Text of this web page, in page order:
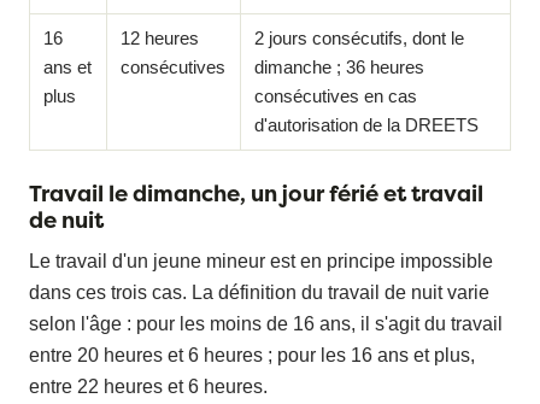
16
ans et
plus
12 heures
consécutives
2 jours consécutifs, dont le
dimanche ; 36 heures
consécutives en cas
d'autorisation de la DREETS
Travail le dimanche, un jour férié et travail
de nuit
Le travail d'un jeune mineur est en principe impossible
dans ces trois cas. La définition du travail de nuit varie
selon l'âge : pour les moins de 16 ans, il s'agit du travail
entre 20 heures et 6 heures ; pour les 16 ans et plus,
entre 22 heures et 6 heures.